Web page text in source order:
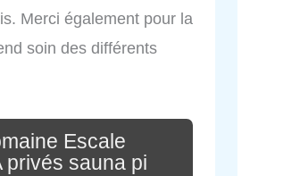
Merci également pour la
soin des différents
Escale
privés sauna pi